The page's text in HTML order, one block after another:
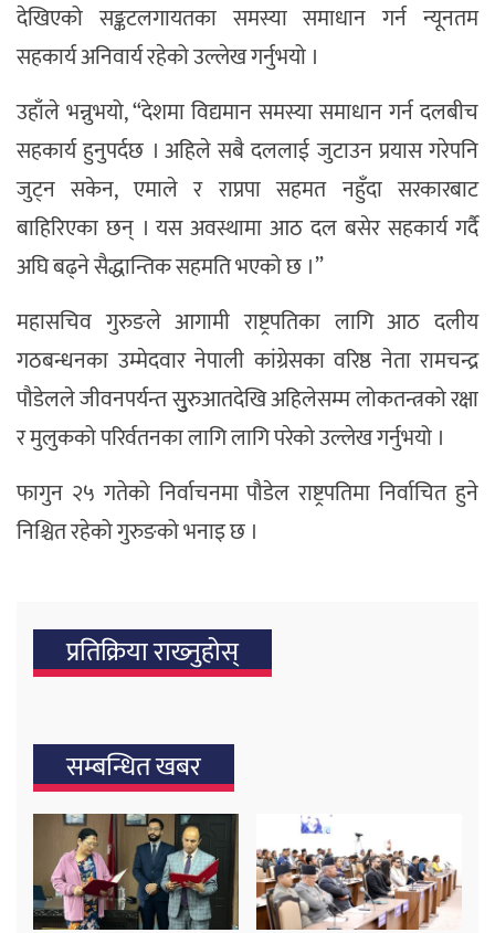
देखिएको सङ्कटलगायतका समस्या समाधान गर्न न्यूनतम
सहकार्य अनिवार्य रहेको उल्लेख गर्नुभयो ।
उहाँले भन्नुभयो, “देशमा विद्यमान समस्या समाधान गर्न दलबीच
सहकार्य हुनुपर्दछ । अहिले सबै दललाई जुटाउन प्रयास गरेपनि
जुट्न सकेन, एमाले र राप्रपा सहमत नहुँदा सरकारबाट
बाहिरिएका छन् । यस अवस्थामा आठ दल बसेर सहकार्य गर्दै
अघि बढ्ने सैद्धान्तिक सहमति भएको छ ।”
महासचिव गुरुङले आगामी राष्ट्रपतिका लागि आठ दलीय
गठबन्धनका उम्मेदवार नेपाली कांग्रेसका वरिष्ठ नेता रामचन्द्र
पौडेलले जीवनपर्यन्त सुुुरुआतदेखि अहिलेसम्म लोकतन्त्रको रक्षा
र मुलुकको परिर्वतनका लागि लागि परेको उल्लेख गर्नुभयो ।
फागुन २५ गतेको निर्वाचनमा पौडेल राष्ट्रपतिमा निर्वाचित हुने
निश्चित रहेको गुरुङको भनाइ छ ।
प्रतिक्रिया राख्‍नुहोस्
सम्बन्धित खबर